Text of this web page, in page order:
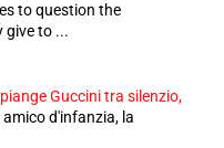
to question the
give to ...
Guccini tra silenzio,
d'infanzia, la